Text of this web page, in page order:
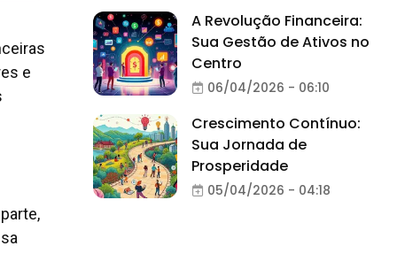
e
A Revolução Financeira:
Sua Gestão de Ativos no
Centro
06/04/2026 - 06:10
Crescimento Contínuo:
Sua Jornada de
Prosperidade
05/04/2026 - 04:18